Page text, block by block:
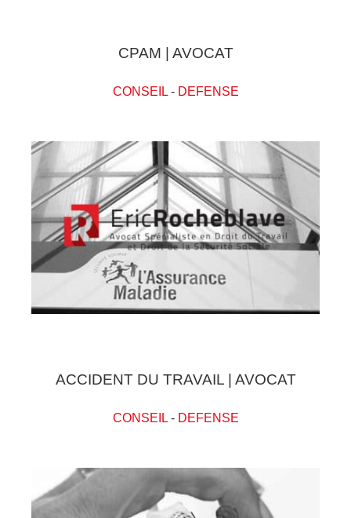
CPAM | AVOCAT
CONSEIL- DEFENSE
ACCIDENT DU TRAVAIL | AVOCAT
CONSEIL- DEFENSE